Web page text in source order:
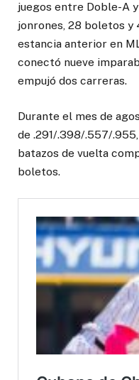
juegos entre Doble-A
jonrones, 28 boletos y
estancia anterior en
conectó nueve
empujó dos carreras.
Durante el mes de
de .291/.398/.557/
batazos de vuelta
boletos.